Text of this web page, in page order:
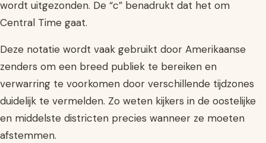
wordt uitgezonden. De “c” benadrukt dat het om
Central Time gaat.
Deze notatie wordt vaak gebruikt door Amerikaanse
zenders om een breed publiek te bereiken en
verwarring te voorkomen door verschillende tijdzones
duidelijk te vermelden. Zo weten kijkers in de oostelijke
en middelste districten precies wanneer ze moeten
afstemmen.